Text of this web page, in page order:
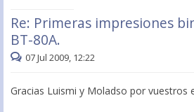
Re: Primeras impresiones
BT-80A.
07 Jul 2009, 12:22
Gracias Luismi y Moladso por vuestros